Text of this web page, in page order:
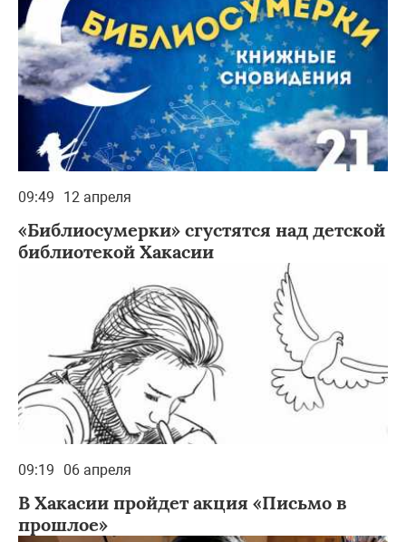
09:49 12 апреля
«Библиосумерки» сгустятся над детской
библиотекой Хакасии
09:19 06 апреля
В Хакасии пройдет акция «Письмо в
прошлое»